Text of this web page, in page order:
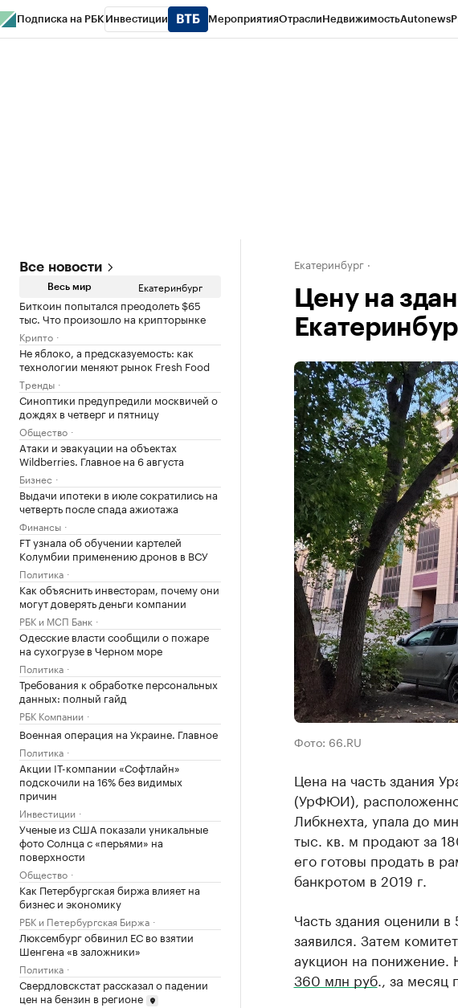
Подписка на РБК Инвестиции МероприятияОтраслиНедвижимостьAutonews
Все новости
Весь мир Екатеринбург
Биткоин попытался преодолеть $65
тыс. Что произошло на крипторынке
Крипто
Не яблоко, а предсказуемость: как
технологии меняют рынок Fresh Food
Тренды
Синоптики предупредили москвичей о
дождях в четверг и пятницу
Общество
Атаки и эвакуации на объектах
Wildberries. Главное на 6 августа
Бизнес
Выдачи ипотеки в июле сократились на
четверть после спада ажиотажа
Финансы
FT узнала об обучении картелей
Колумбии применению дронов в ВСУ
Политика
Как объяснить инвесторам, почему они
могут доверять деньги компании
РБК и МСП Банк
Одесские власти сообщили о пожаре
на сухогрузе в Черном море
Политика
Требования к обработке персональных
данных: полный гайд
РБК Компании
Военная операция на Украине. Главное
Политика
Акции IT-компании «Софтлайн»
подскочили на 16% без видимых
причин
Инвестиции
Ученые из США показали уникальные
фото Солнца с «перьями» на
поверхности
Общество
Как Петербургская биржа влияет на
бизнес и экономику
РБК и Петербургская Биржа
Люксембург обвинил ЕС во взятии
Шенгена «в заложники»
Политика
Свердловскстат рассказал о падении
цен на бензин в регионе
Екатеринбург
Цену на
Фото: 66.RU
Цена на часть здания
(УрФЮИ),
Либкнехта, упала до
тыс. кв. м продают за
его готовы продать в
банкротом в 2019 г.
Часть здания оценили
заявился. Затем
аукцион на понижение.
360 млн руб., за месяц